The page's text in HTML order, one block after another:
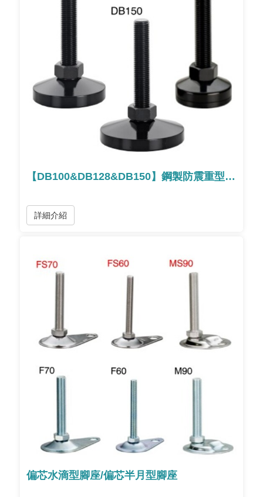
【DB100&DB128&DB150】鋼製防震重型腳座
詳細介紹
偏芯水滴型腳座/偏芯半月型腳座